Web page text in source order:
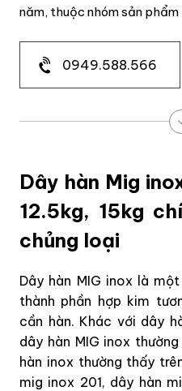
năm, thuộc nhóm sản phẩm
0949.588.566
Dây hàn Mig
12.5kg, 15kg
chủng loại
Dây hàn MIG inox là
thành phần hợp kim
cần hàn. Khác với dây
dây hàn MIG inox
hàn inox thường thấy
mig inox 201, dây hàn